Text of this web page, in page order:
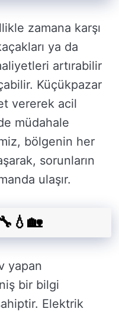
zamana karşı
ya da
artırabilir
Küçükpazar
vererek acil
müdahale
bölgenin her
sorunların
ulaşır.
yapan
bir bilgi
Elektrik